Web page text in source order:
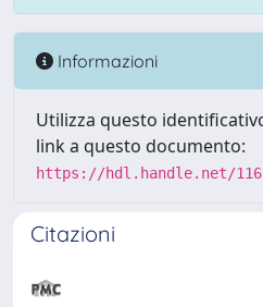
Informazioni
Utilizza questo
link a questo documento:
https://hdl.handle.net/
Citazioni